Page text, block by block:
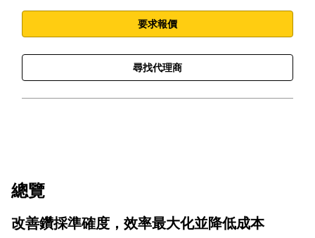
要求報價
尋找代理商
總覽
改善鑽採準確度，效率最大化並降低成本